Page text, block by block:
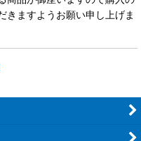
きますようお願い申し上げま